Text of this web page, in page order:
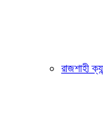
রাজশাহী